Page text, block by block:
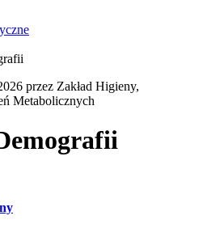
przez Zakład Higieny,
Metabolicznych